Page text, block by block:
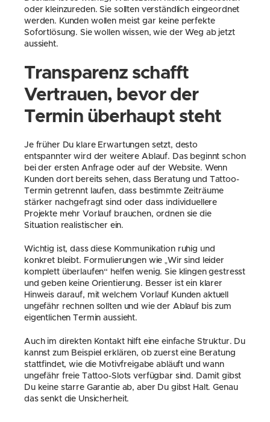
oder kleinzureden. Sie sollten verständlich eingeordnet
werden. Kunden wollen meist gar keine perfekte
Sofortlösung. Sie wollen wissen, wie der Weg ab jetzt
aussieht.
Transparenz schafft
Vertrauen, bevor der
Termin überhaupt steht
Je früher Du klare Erwartungen setzt, desto
entspannter wird der weitere Ablauf. Das beginnt schon
bei der ersten Anfrage oder auf der Website. Wenn
Kunden dort bereits sehen, dass Beratung und Tattoo-
Termin getrennt laufen, dass bestimmte Zeiträume
stärker nachgefragt sind oder dass individuellere
Projekte mehr Vorlauf brauchen, ordnen sie die
Situation realistischer ein.
Wichtig ist, dass diese Kommunikation ruhig und
konkret bleibt. Formulierungen wie „Wir sind leider
komplett überlaufen“ helfen wenig. Sie klingen gestresst
und geben keine Orientierung. Besser ist ein klarer
Hinweis darauf, mit welchem Vorlauf Kunden aktuell
ungefähr rechnen sollten und wie der Ablauf bis zum
eigentlichen Termin aussieht.
Auch im direkten Kontakt hilft eine einfache Struktur. Du
kannst zum Beispiel erklären, ob zuerst eine Beratung
stattfindet, wie die Motivfreigabe abläuft und wann
ungefähr freie Tattoo-Slots verfügbar sind. Damit gibst
Du keine starre Garantie ab, aber Du gibst Halt. Genau
das senkt die Unsicherheit.